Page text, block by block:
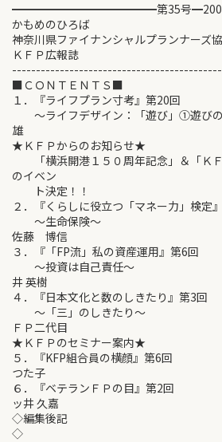
━━━━━━━━━━━━━第35号
かもめのひろば
神奈川県ファイナンシャルプランナーズ
ＫＦＰ広報誌
■ＣＯＮＴＥＮＴＳ■
１．『ライフプラン寸考』第20回
～ライフデザイン：「遊び」①遊
雄
★ＫＦＰからのお知らせ★
「横浜開港１５０周年記念」＆「ＫＦ
のイベン
ト決定！！
２．『くらしに役立つ「マネー力」検
～生命
佐藤 博信
３．『「FP流」私の資産運用』第6回
～投資は自己
井 英樹
４．『日本文化と数のしきたり』第3回
～「三」のしき
ＦＰ二代目
★ＫＦＰのセミナー案内
５．『KFP組合員の横
つた子
６．『ベテランＦＰ
ッ井 久嘉
◇編集後記